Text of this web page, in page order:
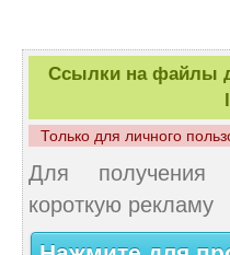
Ссылки на файлы
Только для личного
Для получения
короткую рекламу